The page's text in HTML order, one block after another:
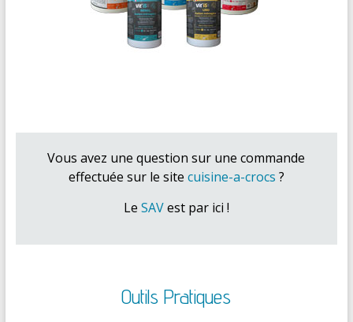
Vous avez une question sur une commande
effectuée sur le site cuisine-a-crocs ?
Le SAVest par ici !
Outils Pratiques